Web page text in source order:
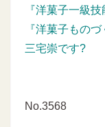
『洋菓子一級技
『洋菓子もの
三宅崇です?
No.3568